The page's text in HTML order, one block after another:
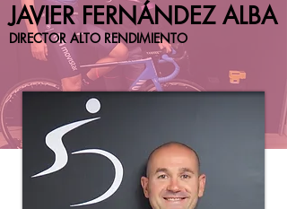
JAVIER FERNÁNDEZ ALBA
DIRECTOR ALTO RENDIMIENTO